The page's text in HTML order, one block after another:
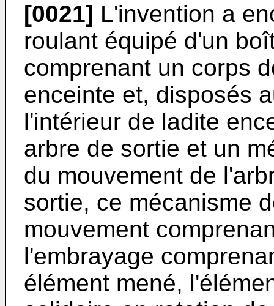
[0021] L'invention a
roulant équipé d'un
comprenant un corps
enceinte et, disposés
l'intérieur de ladite
arbre de sortie et un
du mouvement de
sortie, ce mécanisme
mouvement
l'embrayage
élément mené,